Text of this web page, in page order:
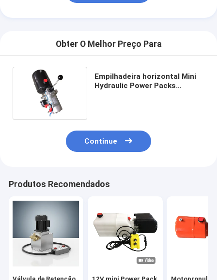
Obter O Melhor Preço Para
Empilhadeira horizontal Mini
Hydraulic Power Packs
Continue
Produtos Recomendados